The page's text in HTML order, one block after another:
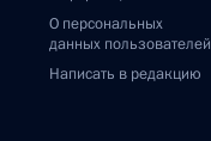
О персональных
данных пользователей
Написать в редакцию